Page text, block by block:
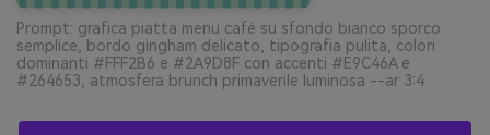
Prompt: grafica piatta menu café su sfondo bianco sporco
semplice, bordo gingham delicato, tipografia pulita, colori
dominanti #FFF2B6 e #2A9D8F con accenti #E9C46A e
#264653, atmosfera brunch primaverile luminosa --ar 3:4